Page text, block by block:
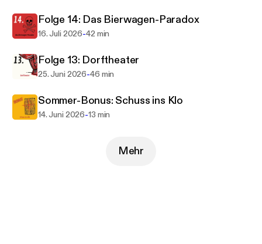
Folge 14: Das Bierwagen-Paradox
16. Juli 2026-42 min
Folge 13: Dorftheater
25. Juni 2026-46 min
Sommer-Bonus: Schuss ins Klo
14. Juni 2026-13 min
Mehr